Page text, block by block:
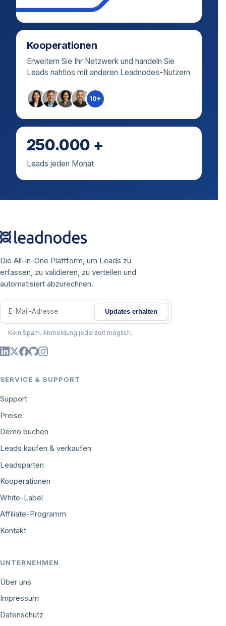
Kooperationen
Erweitern Sie Ihr Netzwerk und handeln Sie
Leads nahtlos mit anderen Leadnodes-Nutzern
10+
250.000 +
Leads jeden Monat
Die All-in-One Plattform, um Leads zu
erfassen, zu validieren, zu verteilen und
automatisiert abzurechnen.
E-Mail-Adresse
Updates erhalten
Kein Spam. Abmeldung jederzeit möglich.
SERVICE & SUPPORT
Support
Preise
Demo buchen
Leads kaufen & verkaufen
Leadsparten
Kooperationen
White-Label
Affiliate-Programm
Kontakt
UNTERNEHMEN
Über uns
Impressum
Datenschutz